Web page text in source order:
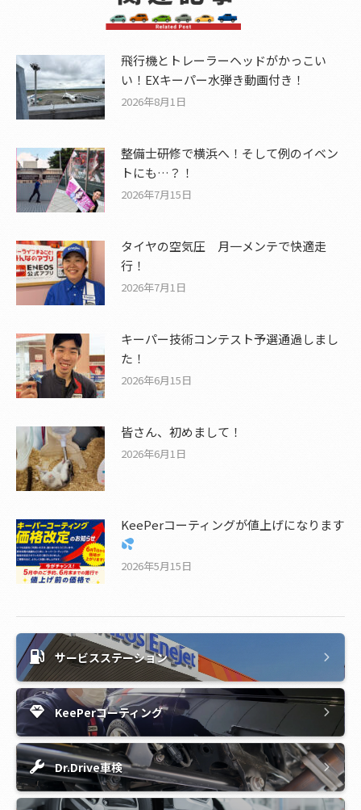
飛行機とトレーラーヘッドがかっこい
い！EXキーパー水弾き動画付き！
2026年8月1日
整備士研修で横浜へ！そして例のイベン
トにも…？！
2026年7月15日
タイヤの空気圧 月一メンテで快適走
行！
2026年7月1日
キーパー技術コンテスト予選通過しまし
た！
2026年6月15日
皆さん、初めまして！
2026年6月1日
KeePerコーティングが値上げになります
2026年5月15日
サービスステーション
KeePerコーティング
Dr.Drive車検